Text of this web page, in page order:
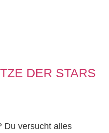
DER STARS
Du versucht alles